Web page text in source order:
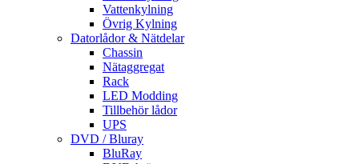
Vattenkylning
Övrig Kylning
Datorlådor & Nätdelar
Chassin
Nätaggregat
Rack
LED Modding
Tillbehör lådor
UPS
DVD / Bluray
BluRay